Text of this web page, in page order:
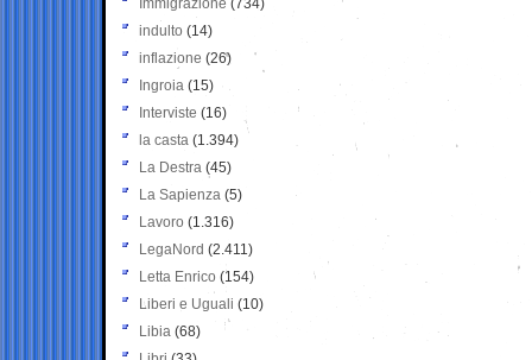
Immigrazione (734)
indulto (14)
inflazione (26)
Ingroia (15)
Interviste (16)
la casta (1.394)
La Destra (45)
La Sapienza (5)
Lavoro (1.316)
LegaNord (2.411)
Letta Enrico (154)
Liberi e Uguali (10)
Libia (68)